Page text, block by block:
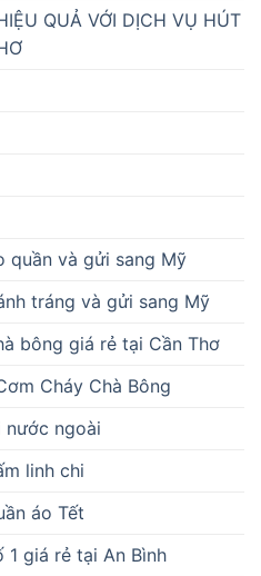
QUẢ VỚI DỊCH VỤ HÚT
quần và gửi sang Mỹ
tráng và gửi sang Mỹ
bông giá rẻ tại Cần Thơ
Cháy Chà Bông
nước ngoài
linh chi
áo Tết
1 giá rẻ tại An Bình